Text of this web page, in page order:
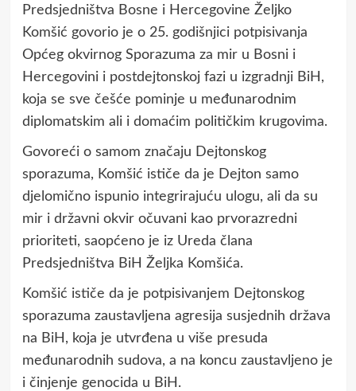
Predsjedništva Bosne i Hercegovine Željko
Komšić govorio je o 25. godišnjici potpisivanja
Općeg okvirnog Sporazuma za mir u Bosni i
Hercegovini i postdejtonskoj fazi u izgradnji BiH,
koja se sve češće pominje u međunarodnim
diplomatskim ali i domaćim političkim krugovima.
Govoreći o samom značaju Dejtonskog
sporazuma, Komšić ističe da je Dejton samo
djelomično ispunio integrirajuću ulogu, ali da su
mir i državni okvir očuvani kao prvorazredni
prioriteti, saopćeno je iz Ureda člana
Predsjedništva BiH Željka Komšića.
Komšić ističe da je potpisivanjem Dejtonskog
sporazuma zaustavljena agresija susjednih država
na BiH, koja je utvrđena u više presuda
međunarodnih sudova, a na koncu zaustavljeno je
i činjenje genocida u BiH.